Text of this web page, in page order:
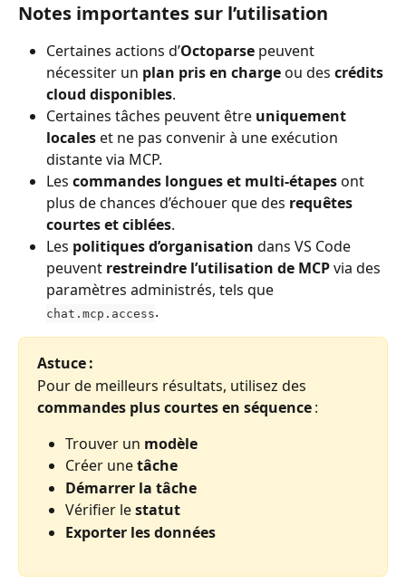
Notes importantes sur l’utilisation
Certaines actions d’Octoparse peuvent
nécessiter un plan pris en charge ou des crédits
cloud disponibles.
Certaines tâches peuvent être uniquement
locales et ne pas convenir à une exécution
distante via MCP.
Les commandes longues et multi-étapes ont
plus de chances d’échouer que des requêtes
courtes et ciblées.
Les politiques d’organisation dans VS Code
peuvent restreindre l’utilisation de MCP via des
paramètres administrés, tels que
chat.mcp.access.
Astuce :
Pour de meilleurs résultats, utilisez des
commandes plus courtes en séquence :
Trouver un modèle
Créer une tâche
Démarrer la tâche
Vérifier le statut
Exporter les données